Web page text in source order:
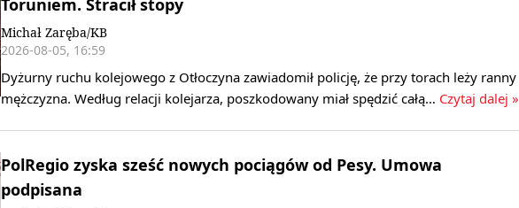
Toruniem. Stracił stopy
Michał Zaręba/KB
2026-08-05, 16:59
Dyżurny ruchu kolejowego z Otłoczyna zawiadomił policję, że przy torach leży ranny
mężczyzna. Według relacji kolejarza, poszkodowany miał spędzić całą… Czytaj dalej »
PolRegio zyska sześć nowych pociągów od Pesy. Umowa
podpisana